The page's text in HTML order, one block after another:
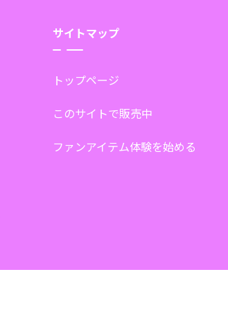
サイトマップ
トップページ
このサイトで販売中
ファンアイテム体験を始める